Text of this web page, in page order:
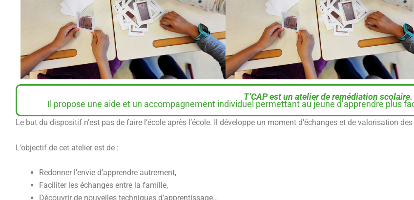
T’CAP est un atelier de remédiation scolaire.
Il propose une aide et un accompagnement individuel permettant au jeune d’apprendre plus
Le but du dispositif n’est pas de faire l’école après l’école. Il développe un moment d’échanges et de valorisation
L’objectif de cet atelier est de :
Redonner l’envie d’apprendre autrement,
Faciliter les échanges entre la famille,
Découvrir de nouvelles techniques d’apprentissage…